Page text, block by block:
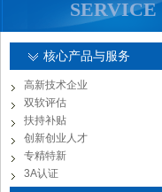
SERVICE
核心产品与服务
高新技术企业
双软评估
扶持补贴
创新创业人才
专精特新
3A认证